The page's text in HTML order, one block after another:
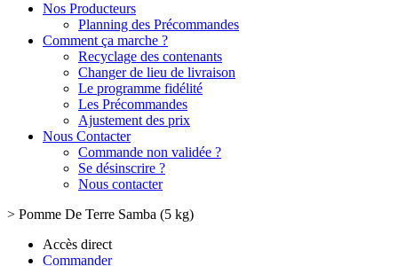
Nos Producteurs
Planning des Précommandes
Comment ça marche ?
Recyclage des contenants
Changer de lieu de livraison
Le programme fidélité
Les Précommandes
Ajustement des prix
Nous Contacter
Commande non validée ?
Se désinscrire ?
Nous contacter
> Pomme De Terre Samba (5 kg)
Accès direct
Commander